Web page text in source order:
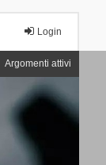
Login
Argomenti attivi